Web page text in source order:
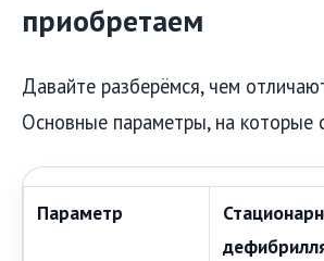
приобретаем
Давайте разберёмся, чем
Основные параметры, на которые
Параметр